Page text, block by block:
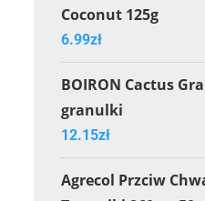
Coconut 125g
6.99zł
BOIRON Cactus
granulki
12.15zł
Agrecol Przciw